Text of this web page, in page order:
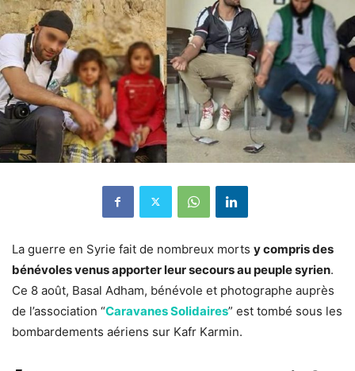
La guerre en Syrie fait de nombreux morts y compris des
bénévoles venus apporter leur secours au peuple syrien.
Ce 8 août, Basal Adham, bénévole et photographe auprès
de l’association “Caravanes Solidaires” est tombé sous les
bombardements aériens sur Kafr Karmin.